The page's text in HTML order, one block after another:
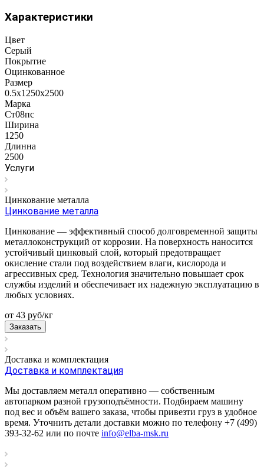
Характеристики
Цвет
Серый
Покрытие
Оцинкованное
Размер
0.5х1250х2500
Марка
Ст08пс
Ширина
1250
Длинна
2500
Услуги
Цинкование металла
Цинкование металла
Цинкование — эффективный способ долговременной защиты
металлоконструкций от коррозии. На поверхность наносится
устойчивый цинковый слой, который предотвращает
окисление стали под воздействием влаги, кислорода и
агрессивных сред. Технология значительно повышает срок
службы изделий и обеспечивает их надежную эксплуатацию в
любых условиях.
от 43 руб/кг
Заказать
Доставка и комплектация
Доставка и комплектация
Мы доставляем металл оперативно — собственным
автопарком разной грузоподъёмности. Подбираем машину
под вес и объём вашего заказа, чтобы привезти груз в удобное
время. Уточнить детали доставки можно по телефону +7 (499)
393-32-62 или по почте info@elba-msk.ru